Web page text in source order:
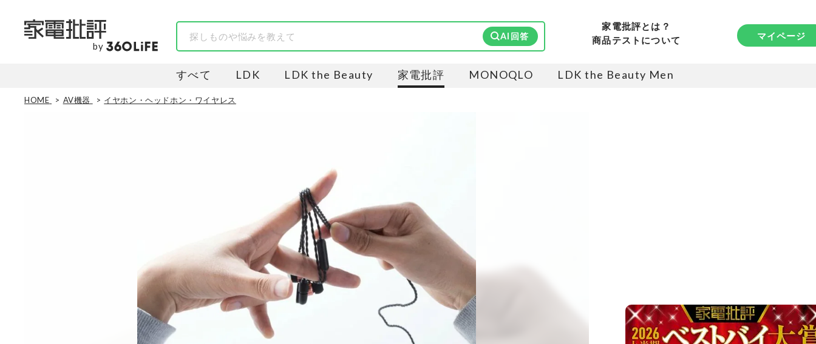
by
AI回答
家電批評とは？
商品テストについて
マイページ
すべて LDK LDK the Beauty 家電批評 MONOQLO LDK the Beauty Men
HOME AV機器 イヤホン・ヘッドホン・ワイヤレス